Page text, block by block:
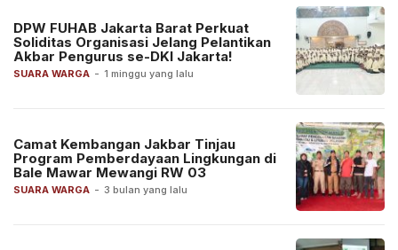
SUARA WARGA - 1 minggu yang lalu
DPW FUHAB Jakarta Barat Perkuat
Soliditas Organisasi Jelang Pelantikan
Akbar Pengurus se-DKI Jakarta!
SUARA WARGA - 3 bulan yang lalu
Camat Kembangan Jakbar Tinjau
Program Pemberdayaan Lingkungan di
Bale Mawar Mewangi RW 03